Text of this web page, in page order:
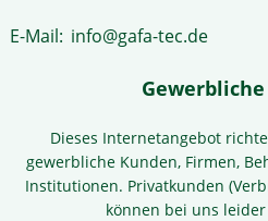
E-Mail: info@gafa-tec.de
Dieses Internetangebot
gewerbliche Kunden, Firmen,
Institutionen. Privatkunden
können bei uns